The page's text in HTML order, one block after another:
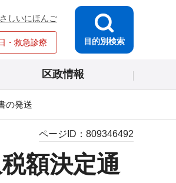
しいにほんご
・救急診療 目的別検索
区政情報
の発送
額決定通
ページID： 809346492